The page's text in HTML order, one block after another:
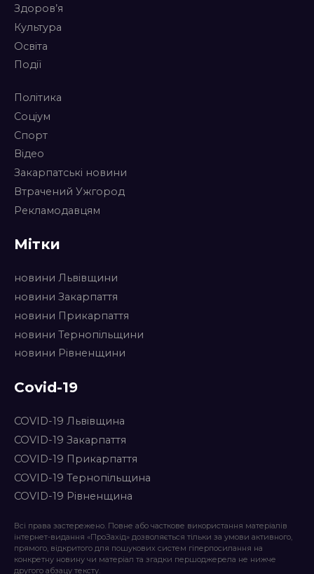
Здоров’я
Культура
Освіта
Події
Політика
Соціум
Спорт
Відео
Закарпатські новини
Втрачений Ужгород
Рекламодавцям
Мітки
новини Львівщини
новини Закарпаття
новини Прикарпаття
новини Тернопільщини
новини Рівненщини
Covid-19
COVID-19 Львівщина
COVID-19 Закарпаття
COVID-19 Прикарпаття
COVID-19 Тернопільщина
COVID-19 Рівненщина
Всі права застережено. Повне або часткове використання матеріалів
інтернет-видання «ПроЗахід» дозволяється тільки за умови активного,
прямого, відкритого для пошукових систем гіперпосилання на
конкретну новину чи матеріал та згадки першоджерела не нижче
другого абзацу тексту.